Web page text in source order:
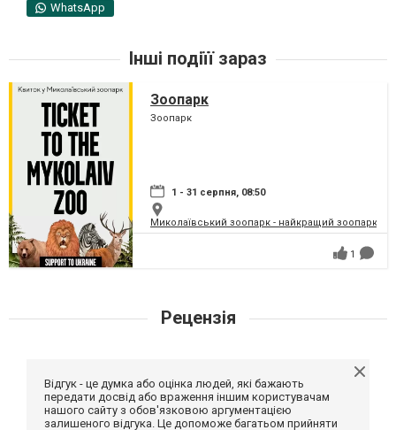
WhatsApp
Інші подіїї зараз
Зоопарк
Зоопарк
1 - 31 серпня, 08:50
Миколаївський зоопарк - найкращий зоопарк
1
Рецензія
Відгук - це думка або оцінка людей, які бажають
передати досвід або враження іншим користувачам
нашого сайту з обов'язковою аргументацією
залишеного відгука. Це допоможе багатьом прийняти